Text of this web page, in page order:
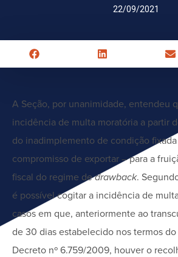
22/09/2021
A Seção, por unanimidade, entendeu
incidência de multa moratória a partir
do inadimplemento de condição
compromisso de exportar – para a
fiscal do regime dedrawback.
é possível cogitar a incidência de
casos em que, anteriormente ao
de 30 dias estabelecido nos termos
Decreto nº 6.759/2009, houver o